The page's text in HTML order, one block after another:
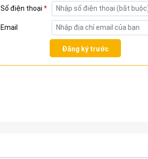
Số điện thoại *
Email
Đăng ký trước